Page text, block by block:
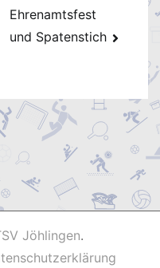
Ehrenamtsfest
und Spatenstich
Jöhlingen.